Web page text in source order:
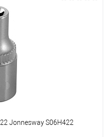
заказ
Jonnesway S06H422